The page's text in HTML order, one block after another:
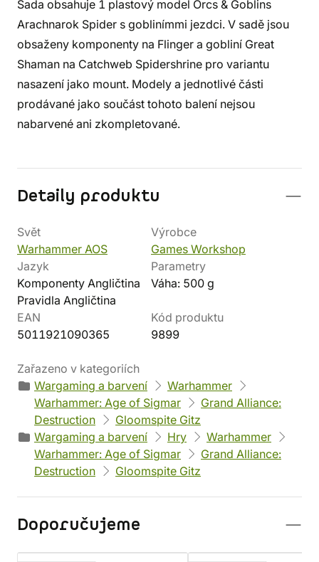
Sada obsahuje 1 plastový model Orcs & Goblins
Arachnarok Spider s goblinímmi jezdci. V sadě jsou
obsaženy komponenty na Flinger a gobliní Great
Shaman na Catchweb Spidershrine pro variantu
nasazení jako mount. Modely a jednotlivé části
prodávané jako součást tohoto balení nejsou
nabarvené ani zkompletované.
Detaily produktu
Svět
Warhammer AOS
Výrobce
Games Workshop
Jazyk
Komponenty Angličtina
Pravidla Angličtina
Parametry
Váha: 500 g
EAN
5011921090365
Kód produktu
9899
Zařazeno v kategoriích
Wargaming a barvení
Warhammer
Warhammer: Age of Sigmar
Grand Alliance:
Destruction
Gloomspite Gitz
Wargaming a barvení
Hry
Warhammer
Warhammer: Age of Sigmar
Grand Alliance:
Destruction
Gloomspite Gitz
Doporučujeme